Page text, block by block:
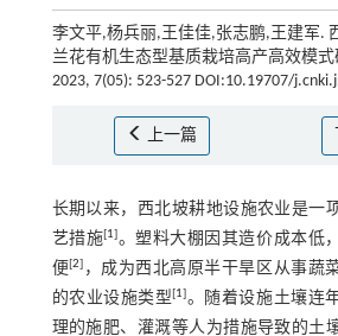
李文平,杨兵丽,王佳佳,张志鹏,王建军.
兰花有机生态型基质栽培高产高效模式
2023, 7(05): 523-527 DOI:10.19707/
上一篇
长期以来，西北坡耕地设施农业是一
艺措施[1]。塑料大棚因其造价成本低
便[2] ，成为西北高原半干旱区从事蔬
的农业设施类型[1]。随着设施土壤连
理的施肥、灌溉等人为措施导致的土